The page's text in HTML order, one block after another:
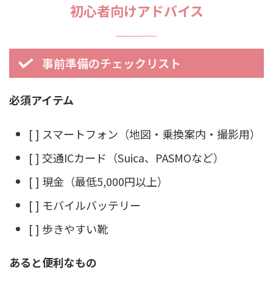
初心者向けアドバイス
事前準備のチェックリスト
必須アイテム
[ ] スマートフォン（地図・乗換案内・撮影用）
[ ] 交通ICカード（Suica、PASMOなど）
[ ] 現金（最低5,000円以上）
[ ] モバイルバッテリー
[ ] 歩きやすい靴
あると便利なもの